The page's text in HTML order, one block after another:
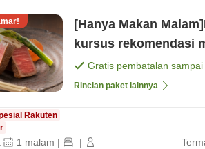
[Hanya Makan
Gratis pembatalan sampai
Rincian paket lainnya
Rakuten
1 malam | |